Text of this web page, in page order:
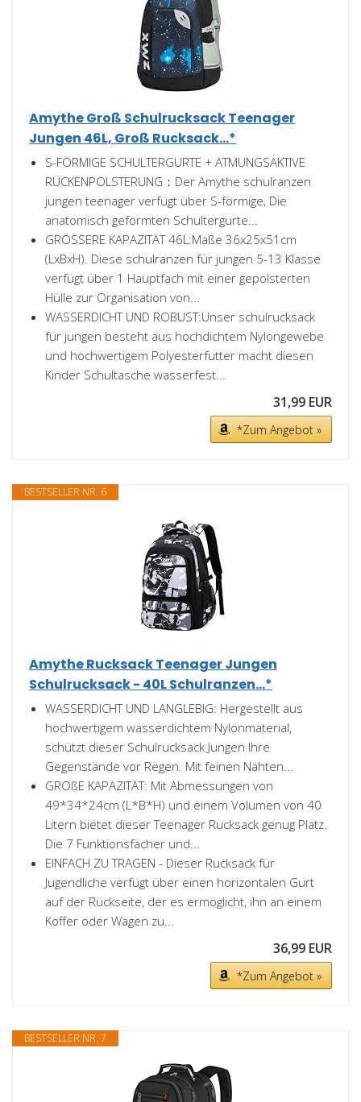
Amythe Groß Schulrucksack Teenager
Jungen 46L, Groß Rucksack...*
S-FÖRMIGE SCHULTERGURTE + ATMUNGSAKTIVE
RÜCKENPOLSTERUNG：Der Amythe schulranzen
jungen teenager verfügt über S-förmige, Die
anatomisch geformten Schultergurte...
GRÖSSERE KAPAZITÄT 46L:Maße 36x25x51cm
(LxBxH). Diese schulranzen für jungen 5-13 Klasse
verfügt über 1 Hauptfach mit einer gepolsterten
Hülle zur Organisation von...
WASSERDICHT UND ROBUST:Unser schulrucksack
für jungen besteht aus hochdichtem Nylongewebe
und hochwertigem Polyesterfutter macht diesen
Kinder Schultasche wasserfest...
31,99 EUR
*Zum Angebot »
BESTSELLER NR. 6
Amythe Rucksack Teenager Jungen
Schulrucksack - 40L Schulranzen...*
WASSERDICHT UND LANGLEBIG: Hergestellt aus
hochwertigem wasserdichtem Nylonmaterial,
schützt dieser Schulrucksack Jungen Ihre
Gegenstände vor Regen. Mit feinen Nähten...
GROßE KAPAZITÄT: Mit Abmessungen von
49*34*24cm (L*B*H) und einem Volumen von 40
Litern bietet dieser Teenager Rucksack genug Platz.
Die 7 Funktionsfächer und...
EINFACH ZU TRAGEN - Dieser Rucksack für
Jugendliche verfügt über einen horizontalen Gurt
auf der Rückseite, der es ermöglicht, ihn an einem
Koffer oder Wagen zu...
36,99 EUR
*Zum Angebot »
BESTSELLER NR. 7